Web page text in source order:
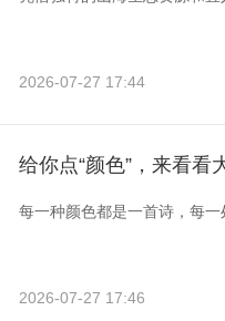
2026-07-27 17:44
给你点“颜色”，来看看
每一种颜色都是一首诗，每
2026-07-27 17:46